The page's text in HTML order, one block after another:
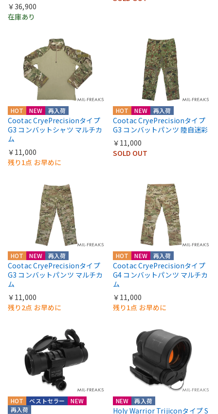
￥36,900
在庫あり
HOT NEW 再入荷
Cootac CryePrecisionタイプ
G3 コンバットシャツ マルチカ
ム
￥11,000
残り1点 お早めに
HOT NEW 再入荷
Cootac CryePrecisionタイプ
G3 コンバットパンツ 陸自迷彩
￥11,000
SOLD OUT
HOT NEW 再入荷
Cootac CryePrecisionタイプ
G3 コンバットパンツ マルチカ
ム
￥11,000
残り2点 お早めに
HOT NEW 再入荷
Cootac CryePrecisionタイプ
G4 コンバットパンツ マルチカ
ム
￥11,000
残り1点 お早めに
HOT
NEW
再入荷
ベストセラー NEW 再入荷
Holy Warrior Trijiconタイプ S